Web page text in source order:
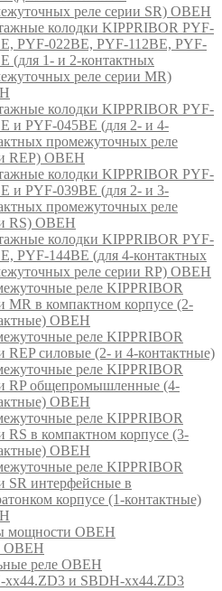
реле серии SR) ОВЕН
колодки KIPPRIBOR PYF-
PYF-022BE, PYF-112BE, PYF-
(для 1- и 2-контактных
реле серии MR)
колодки KIPPRIBOR PYF-
и PYF-045BE (для 2- и 4-
промежуточных реле
REP) ОВЕН
колодки KIPPRIBOR PYF-
и PYF-039BE (для 2- и 3-
промежуточных реле
RS) ОВЕН
колодки KIPPRIBOR PYF-
PYF-144BE (для 4-контактных
реле серии RP) ОВЕН
реле KIPPRIBOR
MR в компактном корпусе (2-
ОВЕН
реле KIPPRIBOR
REP силовые (2- и 4-контактные)
реле KIPPRIBOR
RP общепромышленные (4-
ОВЕН
реле KIPPRIBOR
RS в компактном корпусе (3-
ОВЕН
реле KIPPRIBOR
SR интерфейсные в
корпусе (1-контактные)
мощности ОВЕН
ОВЕН
реле ОВЕН
xx44.ZD3 и SBDH-xx44.ZD3